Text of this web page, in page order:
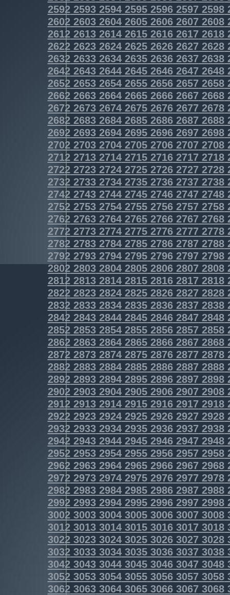
2592259325942595259625972598
2602260326042605260626072608
2612261326142615261626172618
2622262326242625262626272628
2632263326342635263626372638
2642264326442645264626472648
2652265326542655265626572658
2662266326642665266626672668
2672267326742675267626772678
2682268326842685268626872688
2692269326942695269626972698
2702270327042705270627072708
2712271327142715271627172718
2722272327242725272627272728
2732273327342735273627372738
2742274327442745274627472748
2752275327542755275627572758
2762276327642765276627672768
2772277327742775277627772778
2782278327842785278627872788
2792279327942795279627972798
2802280328042805280628072808
2812281328142815281628172818
2822282328242825282628272828
2832283328342835283628372838
2842284328442845284628472848
2852285328542855285628572858
2862286328642865286628672868
2872287328742875287628772878
2882288328842885288628872888
2892289328942895289628972898
2902290329042905290629072908
2912291329142915291629172918
2922292329242925292629272928
2932293329342935293629372938
2942294329442945294629472948
2952295329542955295629572958
2962296329642965296629672968
2972297329742975297629772978
2982298329842985298629872988
2992299329942995299629972998
3002300330043005300630073008
3012301330143015301630173018
3022302330243025302630273028
3032303330343035303630373038
3042304330443045304630473048
3052305330543055305630573058
3062306330643065306630673068